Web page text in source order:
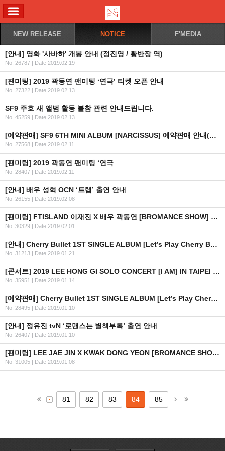
NEW RELEASE NOTICE F'MEDIA
[안내] 영화 '사바하' 개봉 안내 (정진영 / 황반장 역)
No. 26787 | Date 2019.02.19
[팬미팅] 2019 곽동연 팬미팅 ‘연극’ 티켓 오픈 안내
No. 27322 | Date 2019.02.13
SF9 주호 새 앨범 활동 불참 관련 안내드립니다.
No. 45259 | Date 2019.02.13
[예약판매] SF9 6TH MINI ALBUM [NARCISSUS] 예약판매 안내(수정)
No. 27568 | Date 2019.02.11
[팬미팅] 2019 곽동연 팬미팅 ‘연극
No. 28407 | Date 2019.02.11
[안내] 배우 성혁 OCN ‘트랩’ 출연 안내
No. 26155 | Date 2019.02.08
[팬미팅] FTISLAND 이재진 X 배우 곽동연 [BROMANCE SHOW] Fan Meeting in Bangkok 2019 연기 안내
No. 30329 | Date 2019.02.01
[안내] Cherry Bullet 1ST SINGLE ALBUM [Let’s Play Cherry Bullet] 공개
No. 31213 | Date 2019.01.21
[콘서트] 2019 LEE HONG GI SOLO CONCERT [I AM] IN TAIPEI (수정)
No. 35951 | Date 2019.01.14
[예약판매] Cherry Bullet 1ST SINGLE ALBUM [Let’s Play Cherry Bullet] 예약판매 안내
No. 28495 | Date 2019.01.10
[안내] 정유진 tvN ‘로맨스는 별책부록’ 출연 안내
No. 26407 | Date 2019.01.10
[팬미팅] LEE JAE JIN X KWAK DONG YEON [BROMANCE SHOW] FAN MEETING IN BANGKOK 2019 (수정)
No. 31005 | Date 2019.01.08
81 82 83 84 85